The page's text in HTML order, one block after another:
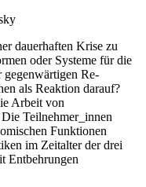
dauerhaften Krise zu
oder Systeme für die
gegenwärtigen Re-
als Reaktion darauf?
Arbeit von
Teilnehmer_innen
Funktionen
im Zeitalter der drei
Entbehrungen